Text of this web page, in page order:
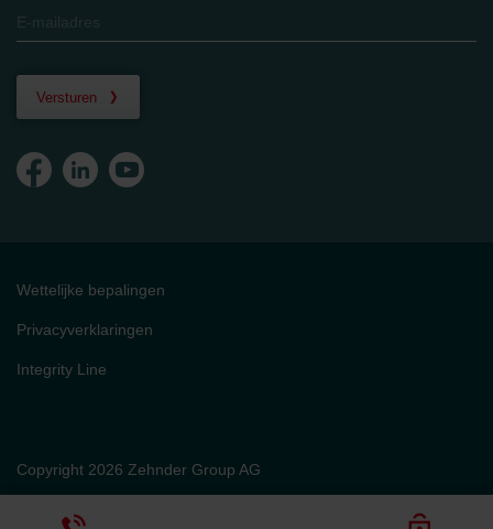
Versturen
Copyright 2026 Zehnder Group AG
Wettelijke bepalingen
Privacyverklaringen
Integrity Line